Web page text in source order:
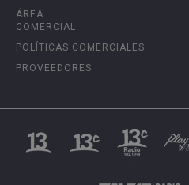
ÁREA
COMERCIAL
POLÍTICAS COMERCIALES
PROVEEDORES